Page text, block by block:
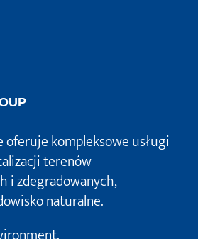
oferuje kompleksowe usługi
terenów
i zdegradowanych,
naturalne.